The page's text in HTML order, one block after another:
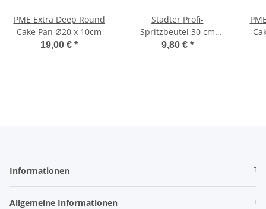
PME Extra Deep Round
Cake Pan Ø20 x 10cm
19,00 € *
Städter Profi-
Spritzbeutel 30 cm
souple 30
9,80 € *
Informationen
Allgemeine Informationen